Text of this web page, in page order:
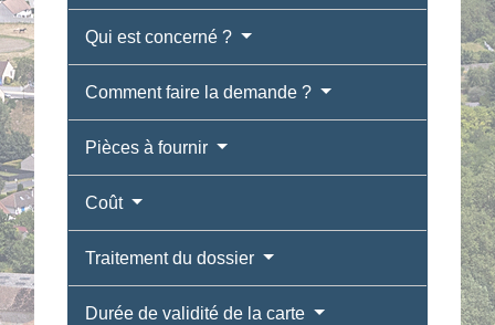
Qui est concerné ?
Comment faire la demande ?
Pièces à fournir
Coût
Traitement du dossier
Durée de validité de la carte